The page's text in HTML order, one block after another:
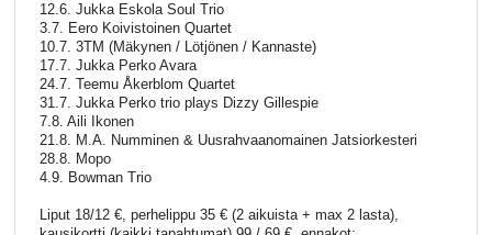
12.6. Jukka Eskola Soul Trio
3.7. Eero Koivistoinen Quartet
10.7. 3TM (Mäkynen / Lötjönen / Kannaste)
17.7. Jukka Perko Avara
24.7. Teemu Åkerblom Quartet
31.7. Jukka Perko trio plays Dizzy Gillespie
7.8. Aili Ikonen
21.8. M.A. Numminen & Uusrahvaanomainen Jatsiorkesteri
28.8. Mopo
4.9. Bowman Trio
Liput 18/12 €, perhelippu 35 € (2 aikuista + max 2 lasta),